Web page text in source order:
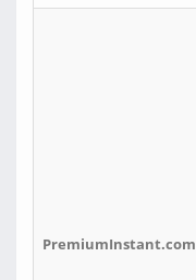
PremiumInstant.com